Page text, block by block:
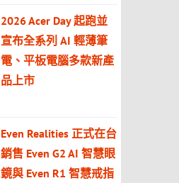
2026 Acer Day 起跑並
宣布全系列 AI 輕薄筆
電、平板電腦多款新產
品上市
Even Realities 正式在台
銷售 Even G2 AI 智慧眼
鏡與 Even R1 智慧戒指